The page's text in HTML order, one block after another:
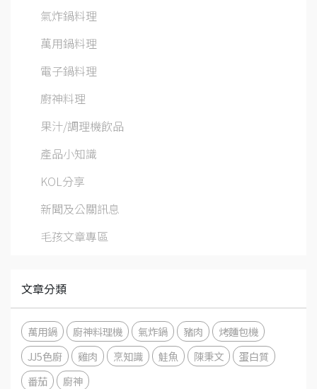
氣炸鍋料理
萬用鍋料理
電子鍋料理
廚神料理
果汁/調理機飲品
產品小知識
KOL分享
新聞及公關訊息
毛孩文章專區
文章分類
萬用鍋 廚神料理機 氣炸鍋 豬肉
烤麵包機
JJ5色廚
雞肉 烹知識 鮭魚 陳秉文
蛋白質
番茄
廚神